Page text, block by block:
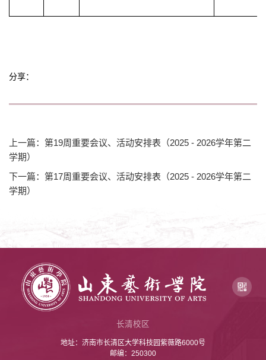
分享：
上一篇：第19周重要会议、活动安排表（2025 - 2026学年第二
学期）
下一篇：第17周重要会议、活动安排表（2025 - 2026学年第二
学期）
长清校区
地址：济南市长清区大学科技园紫薇路6000号
邮编：250300